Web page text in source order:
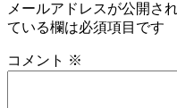
メールアドレスが公開さ
ている欄は必須項目です
コメント ※